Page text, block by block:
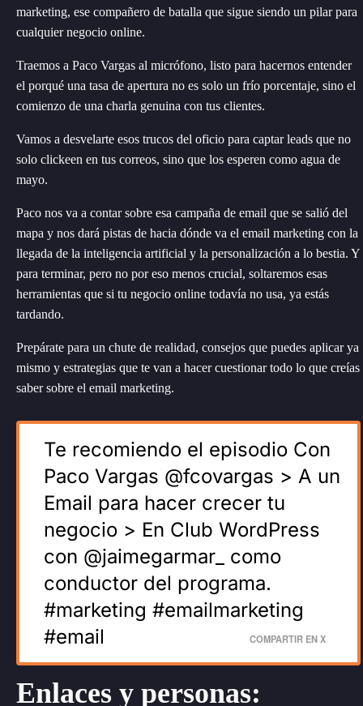
marketing, ese compañero de batalla que sigue siendo un pilar para
cualquier negocio online.
Traemos a Paco Vargas al micrófono, listo para hacernos entender
el porqué una tasa de apertura no es solo un frío porcentaje, sino el
comienzo de una charla genuina con tus clientes.
Vamos a desvelarte esos trucos del oficio para captar leads que no
solo clickeen en tus correos, sino que los esperen como agua de
mayo.
Paco nos va a contar sobre esa campaña de email que se salió del
mapa y nos dará pistas de hacia dónde va el email marketing con la
llegada de la inteligencia artificial y la personalización a lo bestia. Y
para terminar, pero no por eso menos crucial, soltaremos esas
herramientas que si tu negocio online todavía no usa, ya estás
tardando.
Prepárate para un chute de realidad, consejos que puedes aplicar ya
mismo y estrategias que te van a hacer cuestionar todo lo que creías
saber sobre el email marketing.
Te recomiendo el episodio Con
Paco Vargas @fcovargas > A un
Email para hacer crecer tu
negocio > En Club WordPress
con @jaimegarmar_ como
conductor del programa.
#marketing #emailmarketing
#email
COMPARTIR EN X
Enlaces y personas: